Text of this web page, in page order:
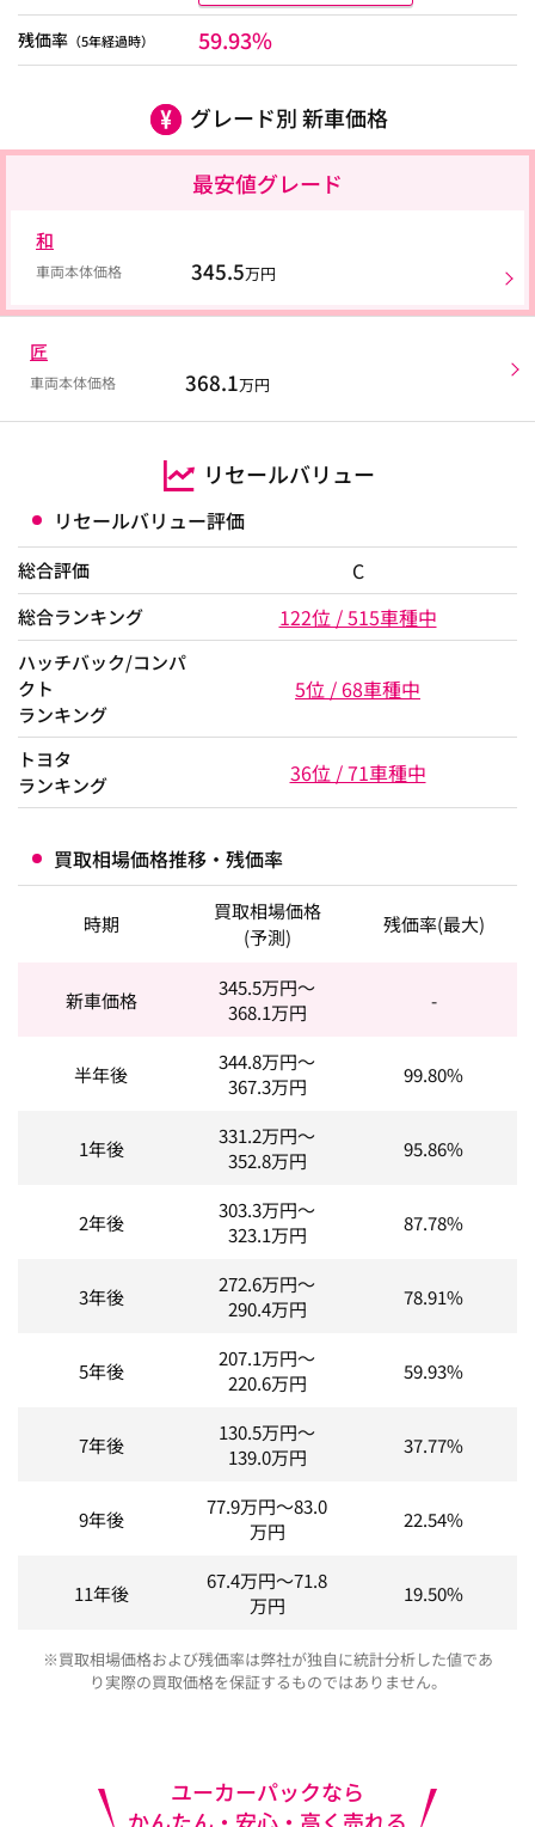
残価率 （5年経過時） 59.93%
グレード別 新車価格
最安値グレード
和
車両本体価格 345.5万円
匠
車両本体価格 368.1万円
リセールバリュー
リセールバリュー評価
総合評価 C
総合ランキング 122位 / 515車種中
ハッチバック/コンパ
クト
ランキング
5位 / 68車種中
トヨタ
ランキング
36位 / 71車種中
買取相場価格推移・残価率
時期
買取相場価格
(予測)
残価率(最大)
新車価格 345.5万円～
368.1万円 -
半年後 344.8万円～
367.3万円 99.80%
1年後 331.2万円～
352.8万円 95.86%
2年後 303.3万円～
323.1万円 87.78%
3年後 272.6万円～
290.4万円 78.91%
5年後 207.1万円～
220.6万円 59.93%
7年後 130.5万円～
139.0万円 37.77%
9年後 77.9万円～83.0
万円
22.54%
11年後 67.4万円～71.8
万円
19.50%
※買取相場価格および残価率は弊社が独自に統計分析した値であ
り実際の買取価格を保証するものではありません。
ユーカーパックなら